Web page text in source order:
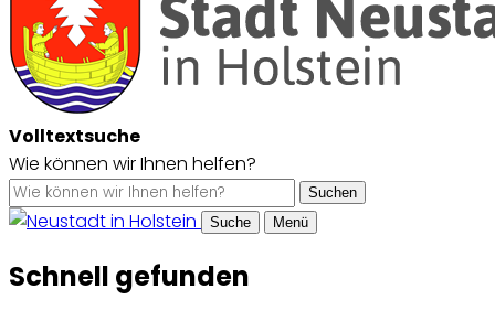
Volltextsuche
Wie können wir Ihnen helfen?
Suchen
Suche
Menü
Schnell gefunden